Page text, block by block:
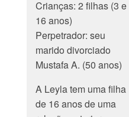
Crianças: 2 filhas (3 e
16 anos)
Perpetrador: seu
marido divorciado
Mustafa A. (50 anos)
A Leyla tem uma filha
de 16 anos de uma